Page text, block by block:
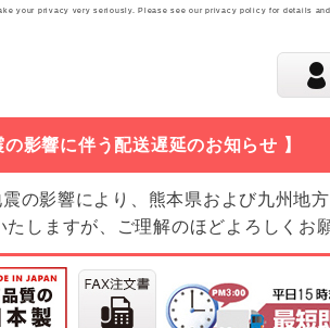
の影響に伴う配送遅延のお知らせ 】
の影響により、熊本県および九州地
しますが、ご理解のほどよろしくお
your privacy very seriously. Please see our privacy policy for details